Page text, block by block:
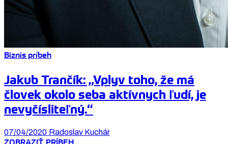
Biznis príbeh
Jakub Trančík: „Vplyv toho, že má
človek okolo seba aktívnych ľudí, je
nevyčísliteľný.“
07/04/2020 Radoslav Kuchár
ZOBRAZIŤ PRÍBEH